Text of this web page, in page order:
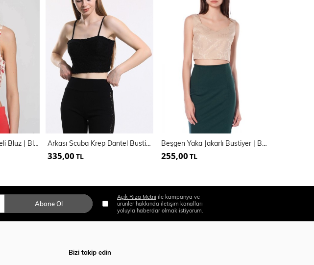
Büstiyer Önü Pencereli Bluz | Blz14538 Arkası Scuba Krep Dantel Bustiyer | Bus33458
335,00 TL
Beşgen Yaka Jakarlı Bustiyer | Blz13401
255,00 TL
Abone Ol
Açık Rıza Metni ile kampanya ve
ürünler hakkında iletişim kanalları
yoluyla haberdar olmak istiyorum.
Bizi takip edin